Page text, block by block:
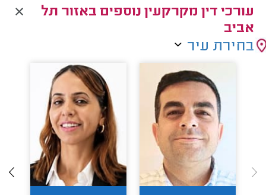
עורכי דין מקרקעין נוספים באזור תל
אביב
בחירת עיר